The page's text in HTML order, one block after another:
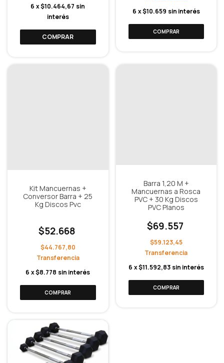
6 x$10.464,67 sin
interés
COMPRAR
6 x$10.659 sin interés
Kit Mancuernas +
Conversor Barra + 25
Kg Discos Pvc
$52.668
$44.767,80
6 x$8.778 sin interés
Barra 1,20 M +
Mancuernas a Rosca
PVC + 30 Kg Discos
PVC Planos
$69.557
$59.123,45
6 x$11.592,83 sin interés